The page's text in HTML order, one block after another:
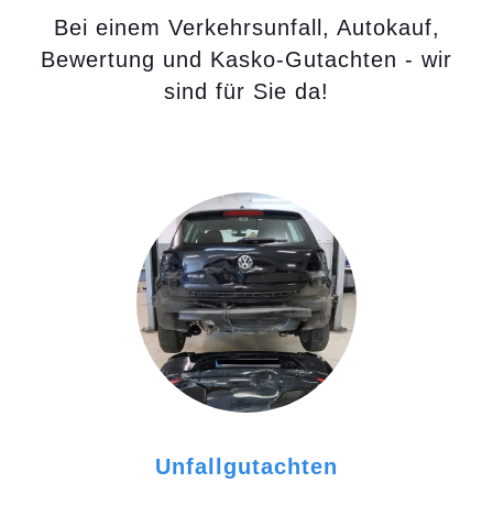
Bei einem Verkehrsunfall, Autokauf,
Bewertung und Kasko-Gutachten - wir
sind für Sie da!
Unfallgutachten